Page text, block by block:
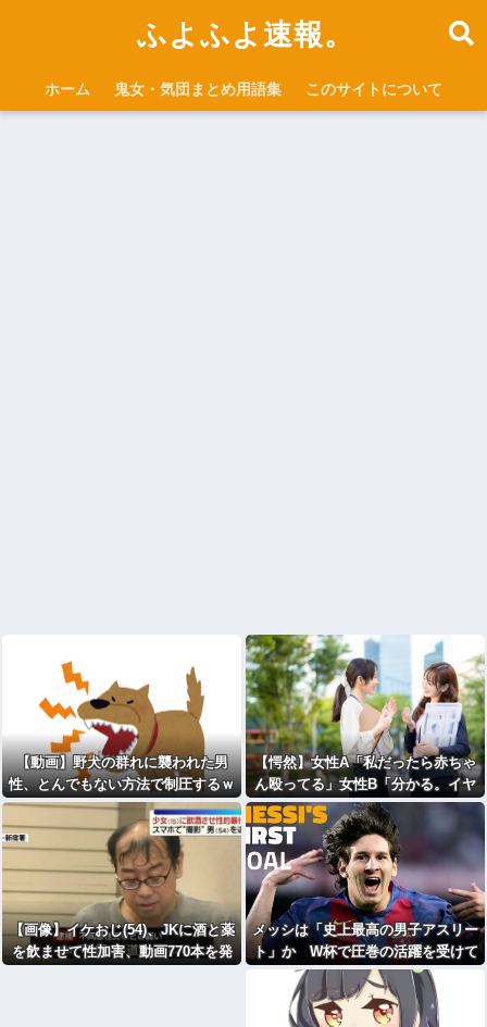
ふよふよ速報。
ホーム 鬼女・気団まとめ用語集 このサイトについて
【動画】野犬の群れに襲われた男
性、とんでもない方法で制圧するｗ
ｗｗｗｗｗｗ
【愕然】女性A「私だったら赤ちゃ
ん殴ってる」女性B「分かる。イヤ
イヤ期で絶対コ〇す」⇒！！
【画像】イケおじ(54)、JKに酒と薬
を飲ませて性加害、動画770本を発
メッシは「史上最高の男子アスリー
ト」か W杯で圧巻の活躍を受けて
米メディアが称賛